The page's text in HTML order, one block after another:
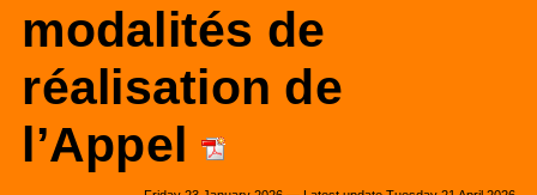
modalités de
réalisation de
l’Appel